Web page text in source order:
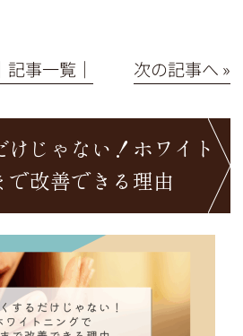
│記事一覧│ 次の記事へ »
けじゃない！ホワイト
で改善できる理由